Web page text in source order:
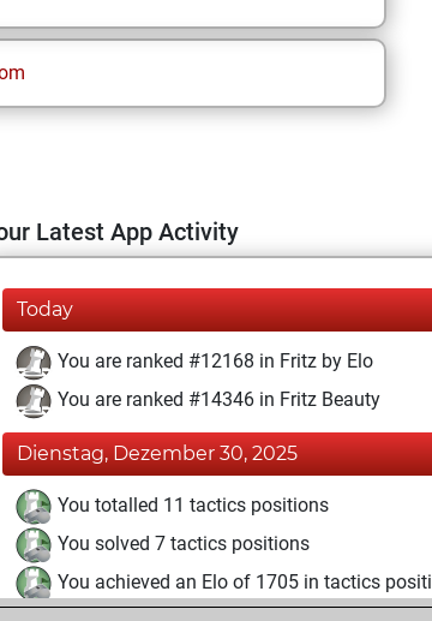
Latest App Activity
Today
You are ranked #12168 in Fritz by Elo
You are ranked #14346 in Fritz Beauty
Dienstag, Dezember 30, 2025
You totalled 11 tactics positions
You solved 7 tactics positions
You achieved an Elo of 1705 in tactics